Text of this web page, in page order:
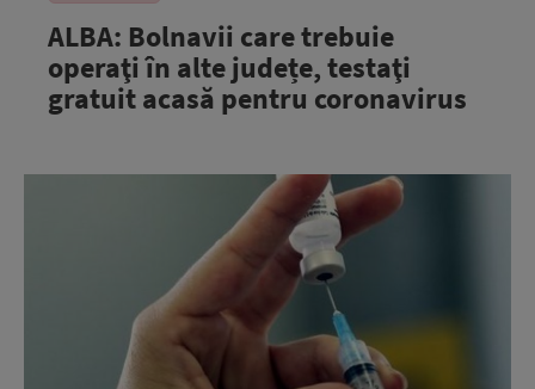
ALBA: Bolnavii care trebuie
operaţi în alte județe, testaţi
gratuit acasă pentru coronavirus